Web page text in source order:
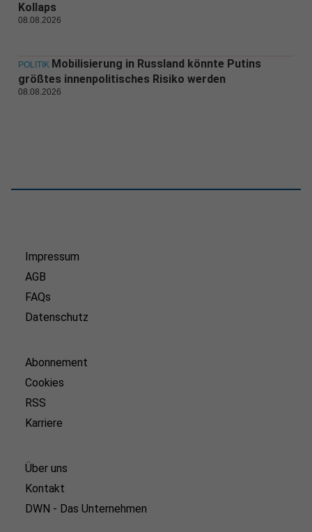
Kollaps
08.08.2026
POLITIK Mobilisierung in Russland könnte Putins
größtes innenpolitisches Risiko werden
08.08.2026
Impressum
AGB
FAQs
Datenschutz
Abonnement
Cookies
RSS
Karriere
Über uns
Kontakt
DWN - Das Unternehmen